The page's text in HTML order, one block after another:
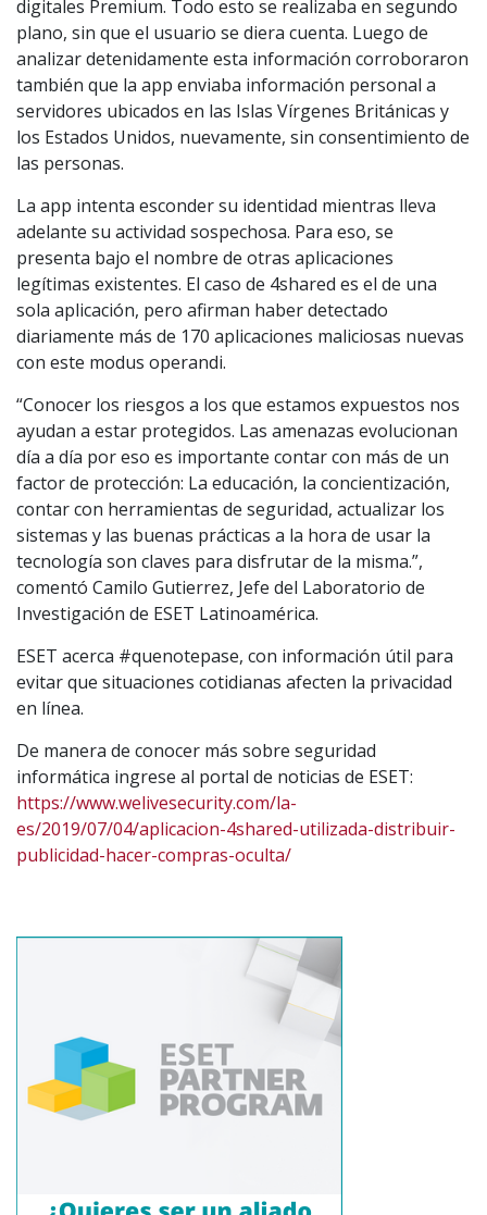
digitales Premium. Todo esto se realizaba en segundo
plano, sin que el usuario se diera cuenta. Luego de
analizar detenidamente esta información corroboraron
también que la app enviaba información personal a
servidores ubicados en las Islas Vírgenes Británicas y
los Estados Unidos, nuevamente, sin consentimiento de
las personas.
La app intenta esconder su identidad mientras lleva
adelante su actividad sospechosa. Para eso, se
presenta bajo el nombre de otras aplicaciones
legítimas existentes. El caso de 4shared es el de una
sola aplicación, pero afirman haber detectado
diariamente más de 170 aplicaciones maliciosas nuevas
con este modus operandi.
“Conocer los riesgos a los que estamos expuestos nos
ayudan a estar protegidos. Las amenazas evolucionan
día a día por eso es importante contar con más de un
factor de protección: La educación, la concientización,
contar con herramientas de seguridad, actualizar los
sistemas y las buenas prácticas a la hora de usar la
tecnología son claves para disfrutar de la misma.”,
comentó Camilo Gutierrez, Jefe del Laboratorio de
Investigación de ESET Latinoamérica.
ESET acerca #quenotepase, con información útil para
evitar que situaciones cotidianas afecten la privacidad
en línea.
De manera de conocer más sobre seguridad
informática ingrese al portal de noticias de ESET:
https://www.welivesecurity.com/la-
es/2019/07/04/aplicacion-4shared-utilizada-distribuir-
publicidad-hacer-compras-oculta/